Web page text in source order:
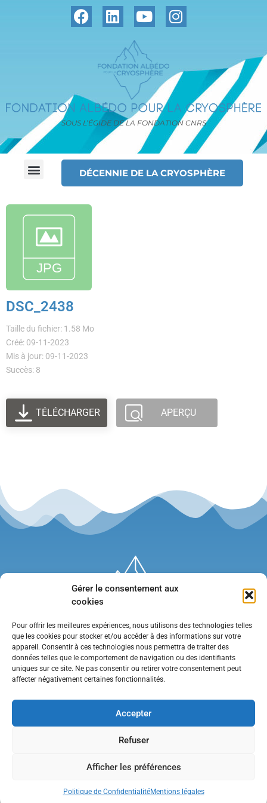
Gérer le consentement aux
cookies
Pour offrir les meilleures expériences, nous utilisons des technologies telles
que les cookies pour stocker et/ou accéder à des informations sur votre
appareil. Consentir à ces technologies nous permettra de traiter des
données telles que le comportement de navigation ou des identifiants
uniques sur ce site. Ne pas consentir ou retirer votre consentement peut
affecter négativement certaines fonctionnalités.
Accepter
Refuser
Afficher les préférences
Politique de ConfidentialitéMentions légales
SOUS L’ÉGIDE DE LA FONDATION CNRS
DÉCENNIE DE LA CRYOSPHÈRE
DSC_2438
Taille du fichier: 1.58 Mo
Créé: 09-11-2023
Mis à jour: 09-11-2023
Succès: 8
TÉLÉCHARGER APERÇU
•Contact